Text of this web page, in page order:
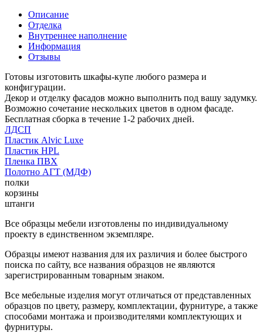
Описание
Отделка
Внутреннее наполнение
Информация
Отзывы
Готовы изготовить шкафы-купе любого размера и
конфигурации.
Декор и отделку фасадов можно выполнить под вашу задумку.
Возможно сочетание нескольких цветов в одном фасаде.
Бесплатная сборка в течение 1-2 рабочих дней.
ЛДСП
Пластик Alvic Luxe
Пластик HPL
Пленка ПВХ
Полотно АГТ (МДФ)
полки
корзины
штанги
Все образцы мебели изготовлены по индивидуальному
проекту в единственном экземпляре.
Образцы имеют названия для их различия и более быстрого
поиска по сайту, все названия образцов не являются
зарегистрированным товарным знаком.
Все мебельные изделия могут отличаться от представленных
образцов по цвету, размеру, комплектации, фурнитуре, а также
способами монтажа и производителями комплектующих и
фурнитуры.